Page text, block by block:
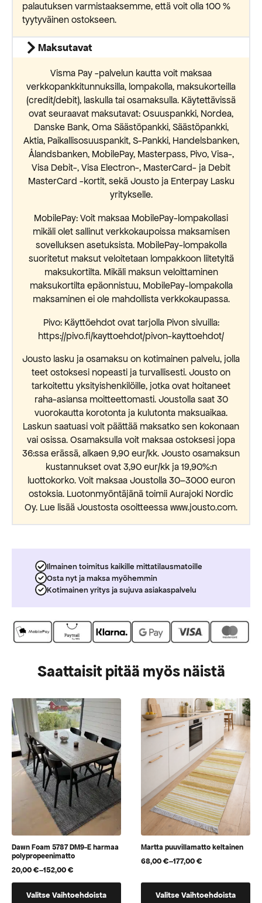
palautuksen varmistaaksemme, että voit olla 100 %
tyytyväinen ostokseen.
Maksutavat
Visma Pay -palvelun kautta voit maksaa
verkkopankkitunnuksilla, lompakolla, maksukorteilla
(credit/debit), laskulla tai osamaksulla. Käytettävissä
ovat seuraavat maksutavat: Osuuspankki, Nordea,
Danske Bank, Oma Säästöpankki, Säästöpankki,
Aktia, Paikallisosuuspankit, S-Pankki, Handelsbanken,
Ålandsbanken, MobilePay, Masterpass, Pivo, Visa-,
Visa Debit-, Visa Electron-, MasterCard- ja Debit
MasterCard -kortit, sekä Jousto ja Enterpay Lasku
yritykselle.
MobilePay: Voit maksaa MobilePay-lompakollasi
mikäli olet sallinut verkkokaupoissa maksamisen
sovelluksen asetuksista. MobilePay-lompakolla
suoritetut maksut veloitetaan lompakkoon liitetyltä
maksukortilta. Mikäli maksun veloittaminen
maksukortilta epäonnistuu, MobilePay-lompakolla
maksaminen ei ole mahdollista verkkokaupassa.
Pivo: Käyttöehdot ovat tarjolla Pivon sivuilla:
https://pivo.fi/kayttoehdot/pivon-kayttoehdot/
Jousto lasku ja osamaksu on kotimainen palvelu, jolla
teet ostoksesi nopeasti ja turvallisesti. Jousto on
tarkoitettu yksityishenkilöille, jotka ovat hoitaneet
raha-asiansa moitteettomasti. Joustolla saat 30
vuorokautta korotonta ja kulutonta maksuaikaa.
Laskun saatuasi voit päättää maksatko sen kokonaan
vai osissa. Osamaksulla voit maksaa ostoksesi jopa
36:ssa erässä, alkaen 9,90 eur/kk. Jousto osamaksun
kustannukset ovat 3,90 eur/kk ja 19,90%:n
luottokorko. Voit maksaa Joustolla 30–3000 euron
ostoksia. Luotonmyöntäjänä toimii Aurajoki Nordic
Oy. Lue lisää Joustosta osoitteessa www.jousto.com.
Ilmainen toimitus kaikille mittatilausmatoille
Osta nyt ja maksa myöhemmin
Kotimainen yritys ja sujuva asiakaspalvelu
Saattaisit pitää myös näistä
Dawn Foam 5787 DM9-E harmaa
polypropeenimatto
20,00€–152,00€
Hintaluokka:
20,00 €
Valitse Vaihtoehdoista
Martta puuvillamatto keltainen
68,00€–177,00€
Hintaluokka:
-
177,00 €
Valitse Vaihtoehdoista